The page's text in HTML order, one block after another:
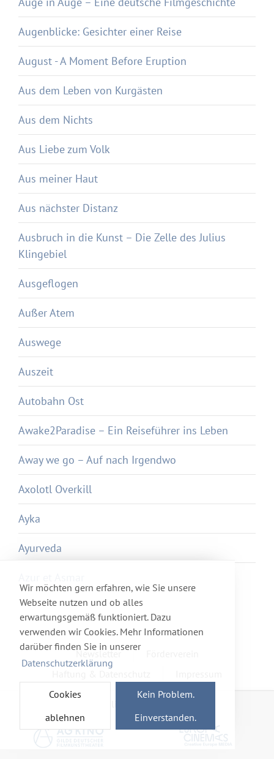
Wir möchten gern erfahren, wie Sie unsere
Webseite nutzen und ob alles
erwartungsgemäß funktioniert. Dazu
verwenden wir Cookies. Mehr Informationen
darüber finden Sie in unserer
Datenschutzerklärung
Cookies
ablehnen
Kein Problem.
Einverstanden.
Augenblicke: Gesichter einer Reise
August - A Moment Before Eruption
Aus dem Leben von Kurgästen
Aus dem Nichts
Aus Liebe zum Volk
Aus meiner Haut
Aus nächster Distanz
Ausbruch in die Kunst – Die Zelle des Julius
Klingebiel
Ausgeflogen
Außer Atem
Auswege
Auszeit
Autobahn Ost
Awake2Paradise – Ein Reiseführer ins Leben
Away we go – Auf nach Irgendwo
Axolotl Overkill
Ayka
Ayurveda
Newsletter